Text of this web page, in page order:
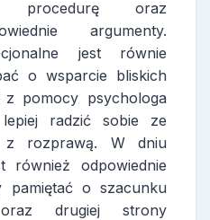
procedurę oraz
argumenty.
jest równie
o wsparcie bliskich
pomocy psychologa
radzić sobie ze
z rozprawą. W dniu
również odpowiednie
pamiętać o szacunku
drugiej strony